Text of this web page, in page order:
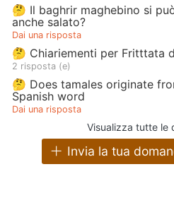
🤔 Il baghrir maghebino si
anche salato?
Dai una risposta
🤔 Chiariementi per Fritttata
2 risposta (e)
🤔 Does tamales originate
Spanish word
Dai una risposta
Visualizza tutte le
Invia la tua